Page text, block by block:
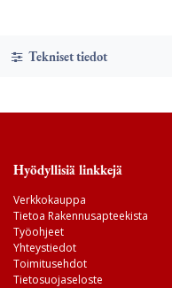
Tekniset tiedot
Hyödyllisiä linkkejä
Verkkokauppa
Tietoa Rakennusapteekista
Työohjeet
Yhteystiedot
Toimitusehdot
Tietosuojaseloste